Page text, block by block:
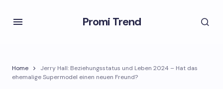
Promi Trend
Home
Jerry Hall: Beziehungsstatus und Leben 2024 – Hat das
ehemalige Supermodel einen neuen Freund?